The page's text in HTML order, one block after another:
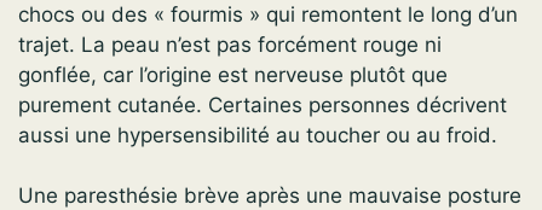
chocs ou des « fourmis » qui remontent le long d’un
trajet. La peau n’est pas forcément rouge ni
gonflée, car l’origine est nerveuse plutôt que
purement cutanée. Certaines personnes décrivent
aussi une hypersensibilité au toucher ou au froid.
Une paresthésie brève après une mauvaise posture